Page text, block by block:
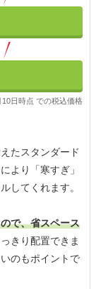
日時点 での税込価格
たスタンダード
より「寒すぎ」
してくれます。
で、省スペース
きり配置できま
のもポイントで